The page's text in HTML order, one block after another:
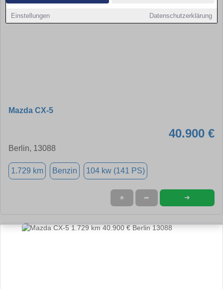
Einstellungen Datenschutzerklärung
Mazda CX-5
40.900 €
Berlin, 13088
1.729 km Benzin 104 kw (141 PS)
★ ➦ ➜